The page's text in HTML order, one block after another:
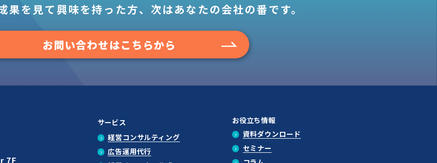
果を見て興味を持った方、 次はあなたの会社の番です。
お問い合わせはこちらから
サービス
経営コンサルティング
広告運用代行
お役立ち情報
資料ダウンロード
セミナー
7F